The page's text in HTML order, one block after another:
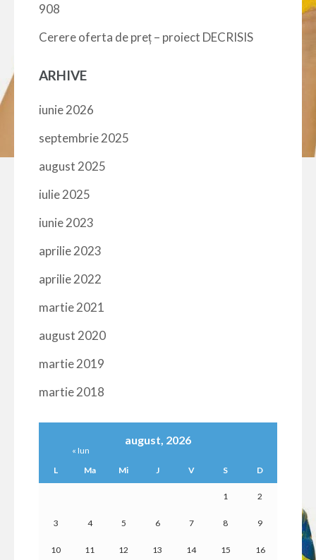
908
Cerere oferta de preț – proiect DECRISIS
ARHIVE
iunie 2026
septembrie 2025
august 2025
iulie 2025
iunie 2023
aprilie 2023
aprilie 2022
martie 2021
august 2020
martie 2019
martie 2018
august, 2026
L Ma Mi J V S D
« Iun
1 2
3 4 5 6 7 8 9
10 11 12 13 14 15 16